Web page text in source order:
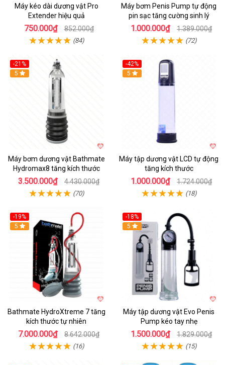
Máy kéo dài dương vật Pro
Extender hiệu quả
750.000₫ 852.000₫
(84)
Máy bơm Penis Pump tự động
pin sạc tăng cường sinh lý
1.000.000₫ 1.389.000₫
(72)
-21%
Hot
5
Máy bơm dương vật Bathmate
Hydromax8 tăng kích thước
3.500.000₫ 4.430.000₫
(70)
-42%
Hot
5
Máy tập dương vật LCD tự động
tăng kích thước
1.000.000₫ 1.724.000₫
(18)
-19%
Hot
5
Bathmate HydroXtreme 7 tăng
kích thước tự nhiên
7.000.000₫ 8.642.000₫
(16)
-18%
Hot
5
Máy tập dương vật Evo Penis
Pump kéo tay nhẹ
1.500.000₫ 1.829.000₫
(15)